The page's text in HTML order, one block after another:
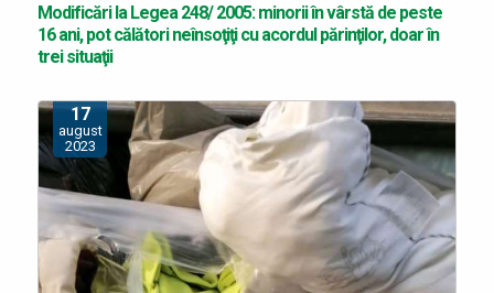
Modificări la Legea 248/ 2005: minorii în vârstă de peste
16 ani, pot călători neînsoţiţi cu acordul părinţilor, doar în
trei situaţii
17
august
2023